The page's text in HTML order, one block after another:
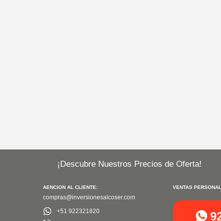
¡Descubre Nuestros Precios de Oferta!
AENCION AL CLIENTE:
compras@inversionesalcoser.com
+51 922321820
VENTAS